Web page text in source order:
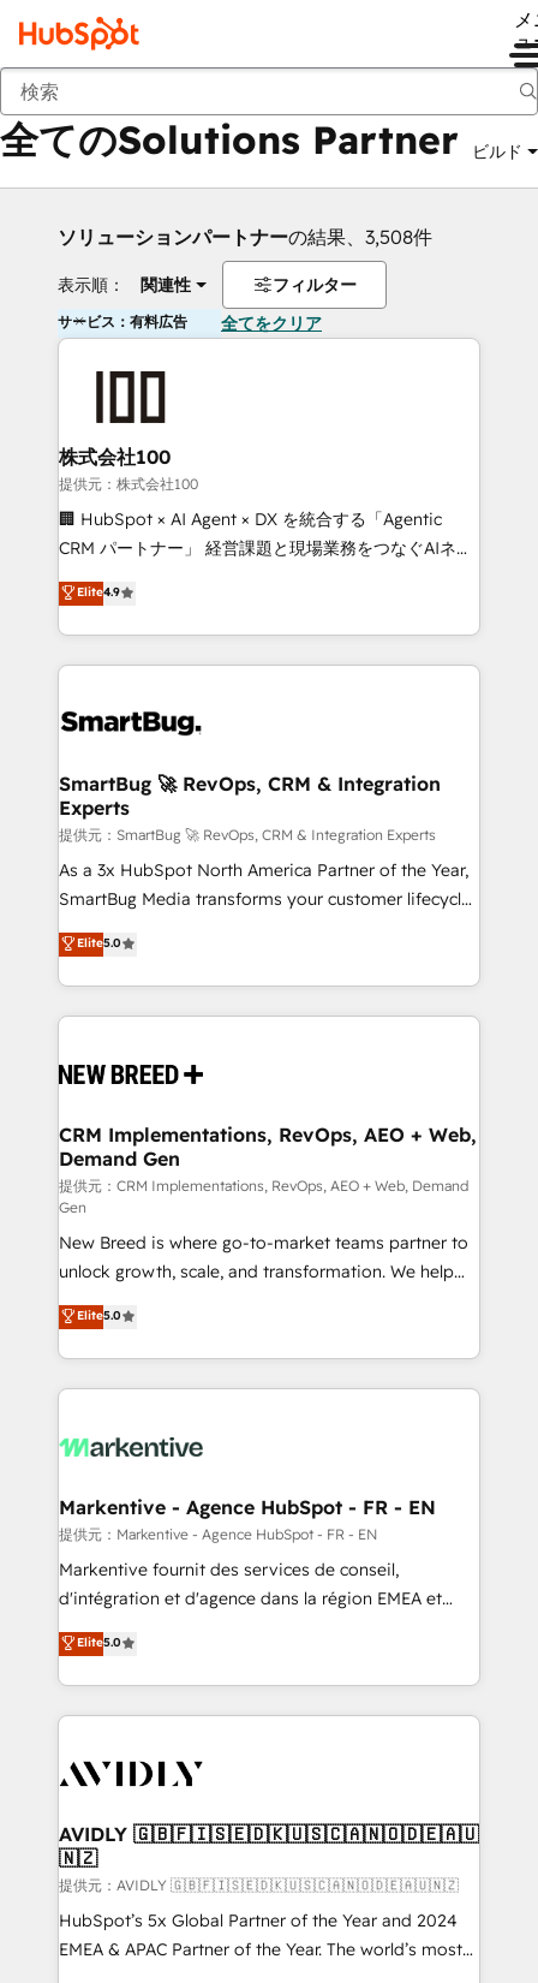
ュ
戻る
全てのSolutions Partner ビルド
ソリューションパートナーの結果、3,508件
表示順： 関連性 フィルター
サービス：有料広告 全てをクリア
株式会社100
提供元：株式会社100
🏢 HubSpot × AI Agent × DX を統合する「Agentic
CRM パートナー」 経営課題と現場業務をつなぐAIネイ
ティブ・エージェンシーとして、HubSpot Eliteの実装
力で顧客フロント業務を再設計します。 💡 100inc は何
をする会社か？ HubSpotを共通基盤に、AIエージェン
トを組み込んだ顧客フロント業務（マーケティング・営
ィブ・エージェンシーです。事業部・グループ会社・部
を、CRMを軸とした全社共通基盤に再構築します。意
思決定者・PMO・現場担当者に並走します。 1️⃣
HubSpot導入・活用支援 顧客データの一元化から、
GTMの見える化・自動化まで。全Hub統合運用、デー
タ品質設計、グループ横断のCRM統合に対応します。
の一部をAIが自律実行する組織への移行を設計・実装。
Breeze・Claude等をHubSpotと連携させ、役割定義・
革を、構想から実装・定着までPMOとして主導。「設
の統合・浸透・変革管理を実行します。 ▸ CMS戦略設
計・構築：リード獲得・CVR・SEOを前提にした情報設
計・導線設計・テンプレート設計をContent Hubで一体
提供。 ▸ 既存CRM・MAからの移行支援：Salesforce・
Marketo・Pardot等からの移行、カスタム設計、履歴
データ移行と活用設計まで。 ▸ AEO対応：ChatGPT・
ンツとサイト構造を最適化。 🏆 なぜ100incを選ぶの
か？ ✓ HubSpot Eliteパートナー認定 ✓ HubSpotアワ
ード受賞・HUGリーダー ✓ ISO27001:2022 /
HubSpot大百科 出版 CRM・AI活用に関するご相談、現
せください。
Elite4.9
SmartBug 🚀 RevOps, CRM & Integration
Experts
提供元：SmartBug 🚀 RevOps, CRM & Integration Experts
As a 3x HubSpot North America Partner of the Year,
SmartBug Media transforms your customer lifecycle
into a revenue engine. Our unified ecosystem
includes specialized divisions Globalia (AI &
Software) and Point Success Media (Paid Media),
making this the official home for all three brands. 🔄
and system integrations powered by Globalia’s
trainers to drive platform adoption. 📈 Revenue
Generation - Full-funnel marketing and high-
performance advertising via Point Success Media. -
Expert deployment of Breeze AI and custom agents
to automate growth. 🏆 Elite Excellence - 8 platform
accreditations and deep HIPAA-compliance
expertise. - A team of 250+ experts dedicated to
your resilient growth.
Elite5.0
CRM Implementations, RevOps, AEO + Web,
Demand Gen
提供元：CRM Implementations, RevOps, AEO + Web, Demand
Gen
New Breed is where go-to-market teams partner to
unlock growth, scale, and transformation. We help
companies activate HubSpot’s AI-powered
customer platform and operationalize HubSpot’s
Loop Marketing framework through expert-led
services, smart agents, and purpose-built apps,
results, fast. ⚙️CRM & RevOps: Align all Hubs to your
🎯Demand Gen & ABM: Drive pipeline with inbound,
ABM, AEO, SEO, & paid media. 👩‍💻Web Design:
Build high-performing websites with UX, messaging,
& conversion strategy that drive results. 🤖AI
AI, & maximize AEO with tailored AI services. 🧩
Integrations: Extend HubSpot with custom
Elite5.0
Markentive - Agence HubSpot - FR - EN
提供元：Markentive - Agence HubSpot - FR - EN
Markentive fournit des services de conseil,
d'intégration et d'agence dans la région EMEA et
North America. Avec plus de 115 experts en
marketing automation, Growth, Revops, CRM et
webdesign. Markentive is both a consulting firm, a
digital agency and an integrator. With over 115
CRM and webdesign (We focus on EMEA - USA
Elite5.0
AVIDLY 🇬🇧🇫🇮🇸🇪🇩🇰🇺🇸🇨🇦🇳🇴🇩🇪🇦🇺
🇳🇿
提供元：AVIDLY 🇬🇧🇫🇮🇸🇪🇩🇰🇺🇸🇨🇦🇳🇴🇩🇪🇦🇺🇳🇿
HubSpot’s 5x Global Partner of the Year and 2024
EMEA & APAC Partner of the Year. The world’s most
experienced and fully accredited HubSpot Solutions